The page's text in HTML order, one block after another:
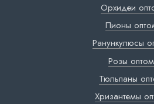
Орхидеи
Пионы
Ранункулюсы
Розы оптом
Тюльпаны
Хризантемы